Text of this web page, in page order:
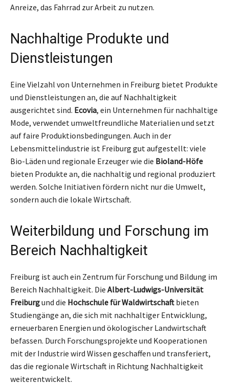
Anreize, das Fahrrad zur Arbeit zu nutzen.
Nachhaltige Produkte und
Dienstleistungen
Eine Vielzahl von Unternehmen in Freiburg bietet Produkte
und Dienstleistungen an, die auf Nachhaltigkeit
ausgerichtet sind. Ecovia, ein Unternehmen für nachhaltige
Mode, verwendet umweltfreundliche Materialien und setzt
auf faire Produktionsbedingungen. Auch in der
Lebensmittelindustrie ist Freiburg gut aufgestellt: viele
Bio-Läden und regionale Erzeuger wie die Bioland-Höfe
bieten Produkte an, die nachhaltig und regional produziert
werden. Solche Initiativen fördern nicht nur die Umwelt,
sondern auch die lokale Wirtschaft.
Weiterbildung und Forschung im
Bereich Nachhaltigkeit
Freiburg ist auch ein Zentrum für Forschung und Bildung im
Bereich Nachhaltigkeit. Die Albert-Ludwigs-Universität
Freiburgund die Hochschule für Waldwirtschaft bieten
Studiengänge an, die sich mit nachhaltiger Entwicklung,
erneuerbaren Energien und ökologischer Landwirtschaft
befassen. Durch Forschungsprojekte und Kooperationen
mit der Industrie wird Wissen geschaffen und transferiert,
das die regionale Wirtschaft in Richtung Nachhaltigkeit
weiterentwickelt.